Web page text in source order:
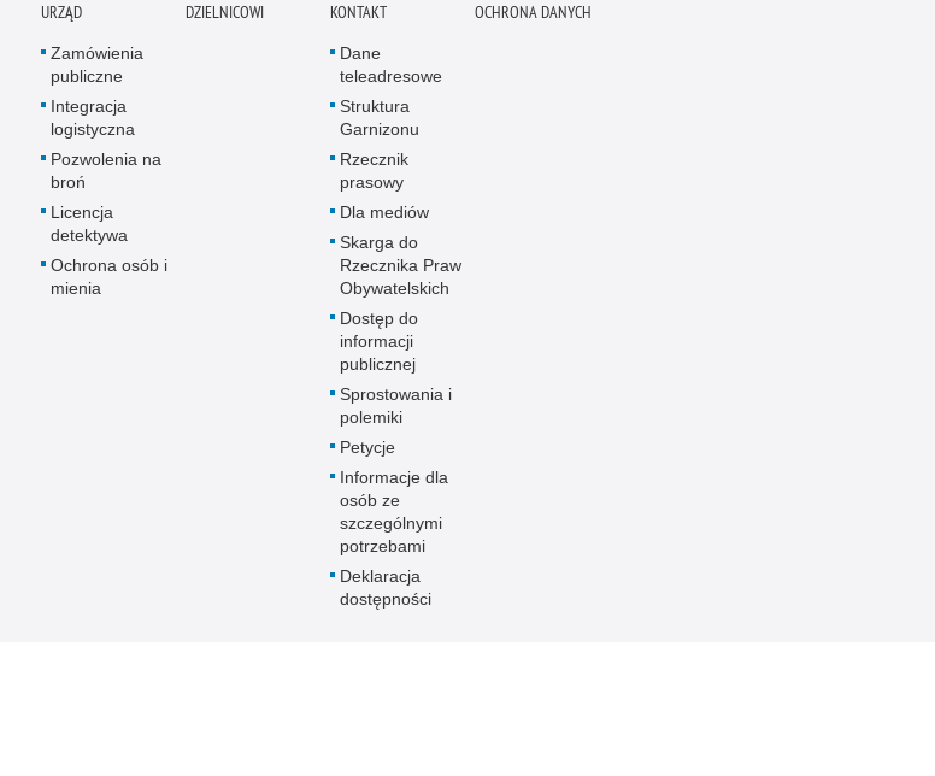
URZĄD
Zamówienia
publiczne
Integracja
logistyczna
Pozwolenia na
broń
Licencja
detektywa
Ochrona osób i
mienia
DZIELNICOWI KONTAKT
Dane
teleadresowe
Struktura
Garnizonu
Rzecznik
prasowy
Dla mediów
Skarga do
Rzecznika Praw
Obywatelskich
Dostęp do
informacji
publicznej
Sprostowania i
polemiki
Petycje
Informacje dla
osób ze
szczególnymi
potrzebami
Deklaracja
dostępności
OCHRONA DANYCH